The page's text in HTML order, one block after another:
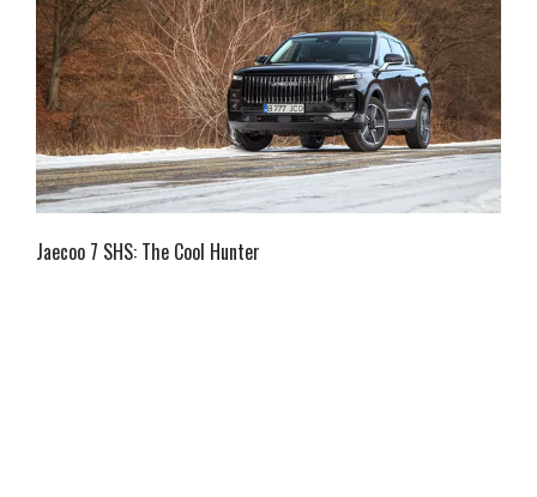
Jaecoo 7 SHS: The Cool Hunter